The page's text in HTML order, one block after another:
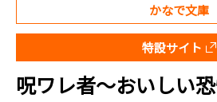
かなで文庫
特設サイト
呪ワレ者～おいしい